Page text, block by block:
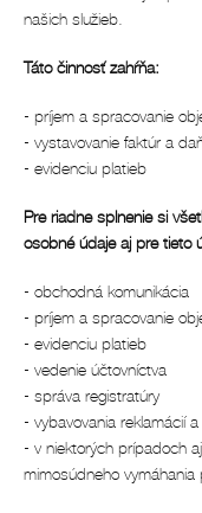
našich služieb.
Táto činnosť zahŕňa:
- príjem a spracovanie
- vystavovanie faktúr a
- evidenciu platieb
Pre riadne splnenie si
osobné údaje aj pre tieto
- obchodná komunikácia
- príjem a spracovanie
- evidenciu platieb
- vedenie účtovníctva
- správa registratúry
- vybavovania reklamácií
- v niektorých prípadoch
mimosúdneho vymáhania